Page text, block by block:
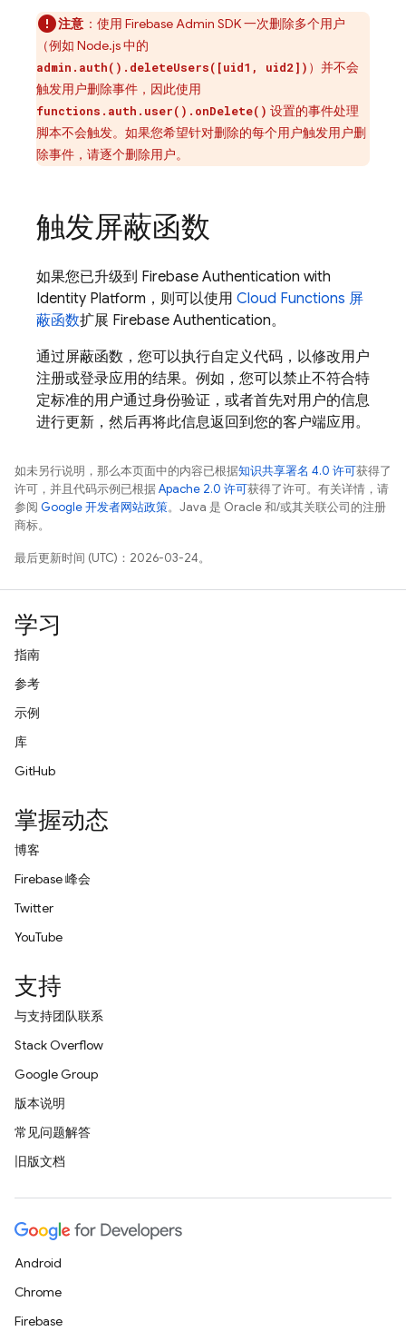
注意 ： 使用 Firebase Admin SDK 一次删除多个用户
（例如 Node.js 中的
admin.auth().deleteUsers([uid1, uid2]) ）并不会
触发用户删除事件，因此使用
functions.auth.user().onDelete() 设置的事件处理
脚本不会触发。如果您希望针对删除的每个用户触发用户删
除事件，请逐个删除用户。
触发屏蔽函数
如果您已升级到 Firebase Authentication with
Identity Platform ，则可以使用 Cloud Functions 屏
蔽函数扩展 Firebase Authentication。
通过屏蔽函数，您可以执行自定义代码，以修改用户
注册或登录应用的结果。例如，您可以禁止不符合特
定标准的用户通过身份验证，或者首先对用户的信息
进行更新，然后再将此信息返回到您的客户端应用。
如未另行说明，那么本页面中的内容已根据知识共享署名 4.0 许可获得了
许可，并且代码示例已根据Apache 2.0 许可获得了许可。有关详情，请
参阅 Google 开发者网站政策。Java 是 Oracle 和/或其关联公司的注册
商标。
最后更新时间 (UTC)：2026-03-24。
学习
指南
参考
示例
库
GitHub
掌握动态
博客
Firebase 峰会
Twitter
YouTube
支持
与支持团队联系
Stack Overflow
Google Group
版本说明
常见问题解答
旧版文档
Android
Chrome
Firebase